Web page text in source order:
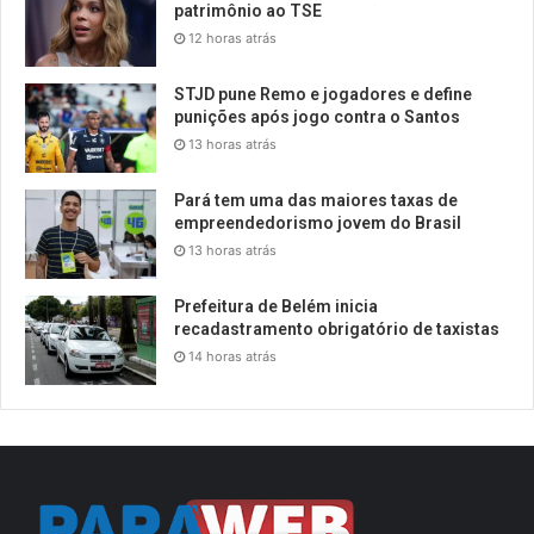
patrimônio ao TSE
12 horas atrás
STJD pune Remo e jogadores e define
punições após jogo contra o Santos
13 horas atrás
Pará tem uma das maiores taxas de
empreendedorismo jovem do Brasil
13 horas atrás
Prefeitura de Belém inicia
recadastramento obrigatório de taxistas
14 horas atrás